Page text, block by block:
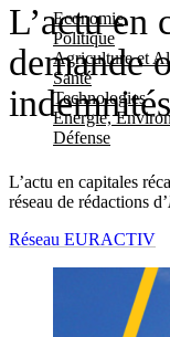
Economie
Politique
Agriculture et
Santé
Technologies
Energie,
Défense
L’actu en
demande
L’actu en capitales
réseau de rédactions d’
Réseau EURACTIV